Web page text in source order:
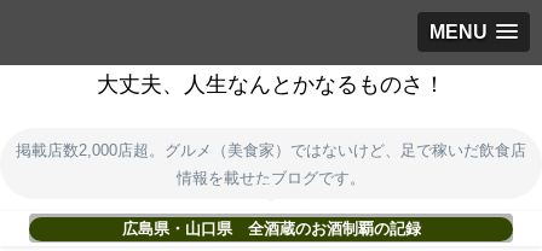
MENU
大丈夫、人生なんとかなるものさ！
掲載店数2,000店超。グルメ（美食家）ではないけど、足で稼いだ飲食店
情報を載せたブログです。
広島県・山口県 全酒蔵のお酒制覇の記録